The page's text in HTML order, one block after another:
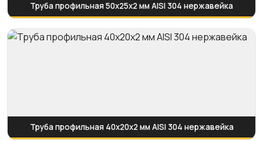
Труба профильная 50х25х2 мм AISI 304 нержавейка
Труба профильная 40х20х2 мм AISI 304 нержавейка